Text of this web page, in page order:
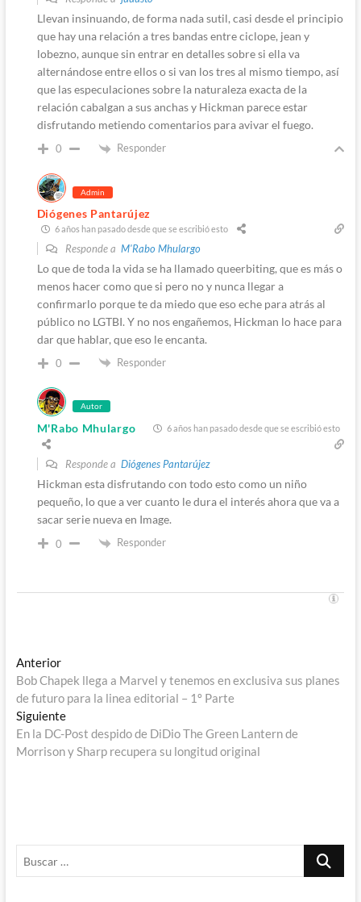
Llevan insinuando, de forma nada sutil, casi desde el principio
que hay una relación a tres bandas entre ciclope, jean y
lobezno, aunque sin entrar en detalles sobre si ella va
alternándose entre ellos o si van los tres al mismo tiempo, así
que las especulaciones sobre la naturaleza exacta de la
relación cabalgan a sus anchas y Hickman parece estar
disfrutando metiendo comentarios para avivar el fuego.
0 Responder
Admin
Diógenes Pantarújez
6 años han pasado desde que se escribió esto
Responde a M'Rabo Mhulargo
Lo que de toda la vida se ha llamado queerbiting, que es más o
menos hacer como que si pero no y nunca llegar a
confirmarlo porque te da miedo que eso eche para atrás al
público no LGTBI. Y no nos engañemos, Hickman lo hace para
dar que hablar, que eso le encanta.
0 Responder
Autor
M'Rabo Mhulargo 6 años han pasado desde que se escribió esto
Responde a Diógenes Pantarújez
Hickman esta disfrutando con todo esto como un niño
pequeño, lo que a ver cuanto le dura el interés ahora que va a
sacar serie nueva en Image.
0 Responder
Navegación
de
entradas
AnteriorEntrada
anterior:
Bob Chapek llega a Marvel y tenemos en exclusiva sus planes
de futuro para la linea editorial – 1º Parte
SiguienteEntrada
siguiente:
En la DC-Post despido de DiDio The Green Lantern de
Morrison y Sharp recupera su longitud original
Buscar